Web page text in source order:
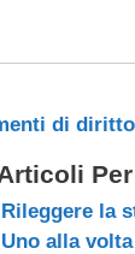
di
Per
Rileggere la
Uno alla